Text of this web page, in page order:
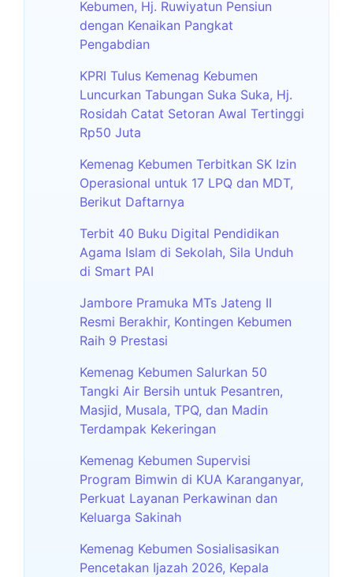
Kebumen, Hj. Ruwiyatun Pensiun
dengan Kenaikan Pangkat
Pengabdian
KPRI Tulus Kemenag Kebumen
Luncurkan Tabungan Suka Suka, Hj.
Rosidah Catat Setoran Awal Tertinggi
Rp50 Juta
Kemenag Kebumen Terbitkan SK Izin
Operasional untuk 17 LPQ dan MDT,
Berikut Daftarnya
Terbit 40 Buku Digital Pendidikan
Agama Islam di Sekolah, Sila Unduh
di Smart PAI
Jambore Pramuka MTs Jateng II
Resmi Berakhir, Kontingen Kebumen
Raih 9 Prestasi
Kemenag Kebumen Salurkan 50
Tangki Air Bersih untuk Pesantren,
Masjid, Musala, TPQ, dan Madin
Terdampak Kekeringan
Kemenag Kebumen Supervisi
Program Bimwin di KUA Karanganyar,
Perkuat Layanan Perkawinan dan
Keluarga Sakinah
Kemenag Kebumen Sosialisasikan
Pencetakan Ijazah 2026, Kepala